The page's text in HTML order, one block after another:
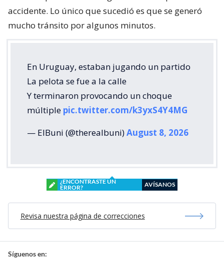
accidente. Lo único que sucedió es que se generó
mucho tránsito por algunos minutos.
En Uruguay, estaban jugando un partido
La pelota se fue a la calle
Y terminaron provocando un choque
múltiple pic.twitter.com/k3yxS4Y4MG
— ElBuni (@therealbuni)August 8, 2026
¿ENCONTRASTE UN
ERROR?
AVÍSANOS
Revisa nuestra página de correcciones
Síguenos en: